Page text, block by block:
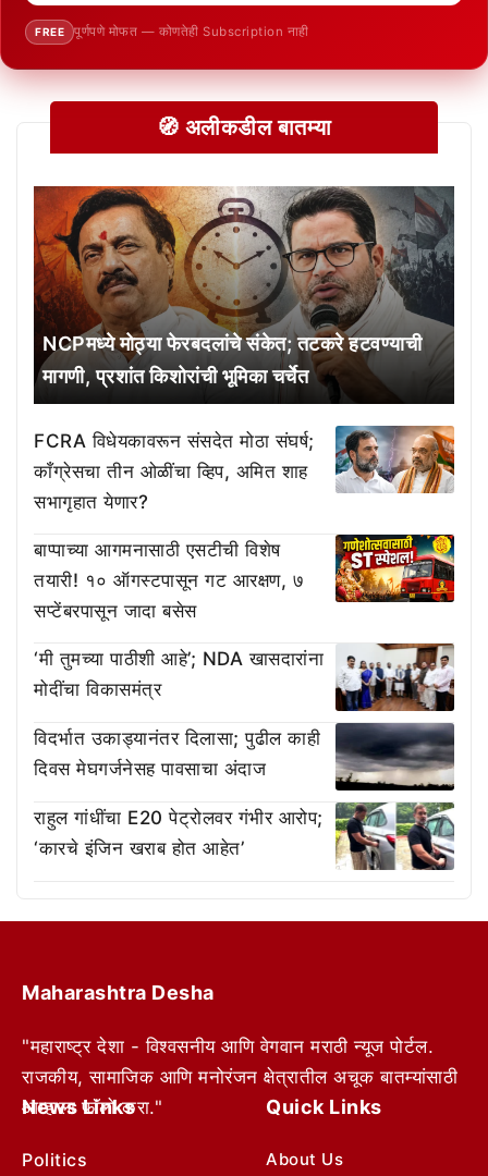
FREE पूर्णपणे मोफत — कोणतेही Subscription नाही
🧭 अलीकडील बातम्या
NCPमध्ये मोठ्या फेरबदलांचे संकेत; तटकरे हटवण्याची
मागणी, प्रशांत किशोरांची भूमिका चर्चेत
FCRA विधेयकावरून संसदेत मोठा संघर्ष;
काँग्रेसचा तीन ओळींचा व्हिप, अमित शाह
सभागृहात येणार?
बाप्पाच्या आगमनासाठी एसटीची विशेष
तयारी! १० ऑगस्टपासून गट आरक्षण, ७
सप्टेंबरपासून जादा बसेस
‘मी तुमच्या पाठीशी आहे’; NDA खासदारांना
मोदींचा विकासमंत्र
विदर्भात उकाड्यानंतर दिलासा; पुढील काही
दिवस मेघगर्जनेसह पावसाचा अंदाज
राहुल गांधींचा E20 पेट्रोलवर गंभीर आरोप;
‘कारचे इंजिन खराब होत आहेत’
Maharashtra Desha
"महाराष्ट्र देशा - विश्वसनीय आणि वेगवान मराठी न्यूज पोर्टल.
राजकीय, सामाजिक आणि मनोरंजन क्षेत्रातील अचूक बातम्यांसाठी
आम्हाला फॉलो करा."
News Links
Politics
Quick Links
About Us